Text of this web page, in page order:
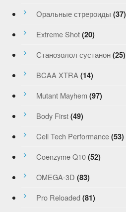
Оральные стрероиды (37)
Extreme Shot (20)
Станозолол сустанон (25)
BCAA XTRA (14)
Mutant Mayhem (97)
Body First (49)
Cell Tech Performance (53)
Coenzyme Q10 (52)
OMEGA-3D (83)
Pro Reloaded (81)